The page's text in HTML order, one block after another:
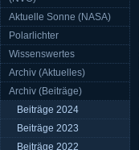
Aktuelle Sonne (NASA)
Polarlichter
Wissenswertes
Archiv (Aktuelles)
Archiv (Beiträge)
Beiträge 2024
Beiträge 2023
Beiträge 2022